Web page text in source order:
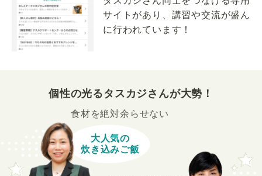
サイトがあり、講習や交流が盛ん
に行われています！
個性の光るタスカジさんが大勢！
食材を絶対余らせない
大人気の
炊き込みご飯